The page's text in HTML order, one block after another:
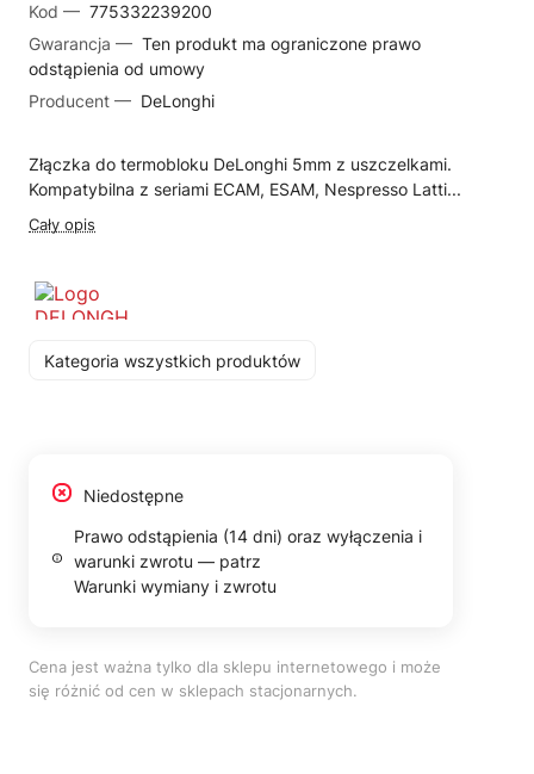
Kod — 775332239200
Gwarancja — Ten produkt ma ograniczone prawo
odstąpienia od umowy
Producent — DeLonghi
Złączka do termobloku DeLonghi 5mm z uszczelkami.
Kompatybilna z seriami ECAM, ESAM, Nespresso Latti...
Cały opis
Kategoria wszystkich produktów
Niedostępne
Prawo odstąpienia (14 dni) oraz wyłączenia i
warunki zwrotu — patrz
Warunki wymiany i zwrotu
Cena jest ważna tylko dla sklepu internetowego i może
się różnić od cen w sklepach stacjonarnych.